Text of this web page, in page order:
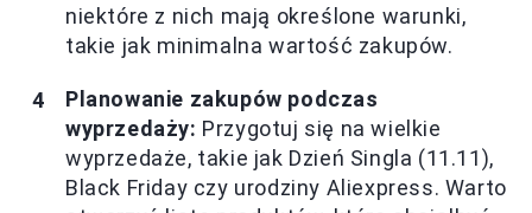
niektóre z nich mają określone warunki,
takie jak minimalna wartość zakupów.
Planowanie zakupów podczas
wyprzedaży: Przygotuj się na wielkie
wyprzedaże, takie jak Dzień Singla (11.11),
Black Friday czy urodziny Aliexpress. Warto